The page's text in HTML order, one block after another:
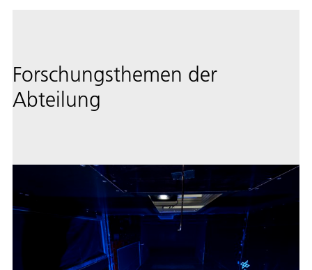
Forschungsthemen der
Abteilung